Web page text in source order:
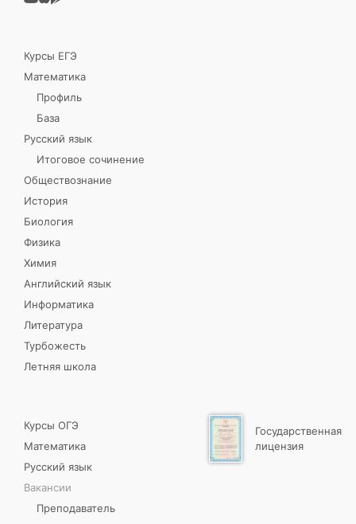
Курсы ЕГЭ
Математика
Профиль
База
Русский язык
Итоговое сочинение
Обществознание
История
Биология
Физика
Химия
Английский язык
Информатика
Литература
Турбожесть
Летняя школа
Курсы ОГЭ
Математика
Русский язык
Вакансии
Преподаватель
Государственная
лицензия